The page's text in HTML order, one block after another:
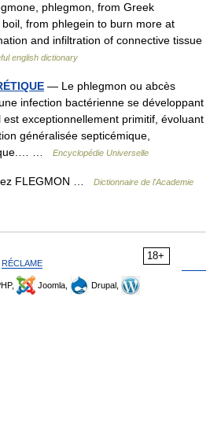
phlegmon, from Greek
from phlegein to burn more at
and infiltration of connective tissue
english dictionary
— Le phlegmon ou abcès
infection bactérienne se développant
est exceptionnellement primitif, évoluant
généralisée septicémique,
…
Encyclopédie Universelle
FLEGMON …
Dictionnaire de l'Academie
18+
RÉCLAME
Joomla,
Drupal,